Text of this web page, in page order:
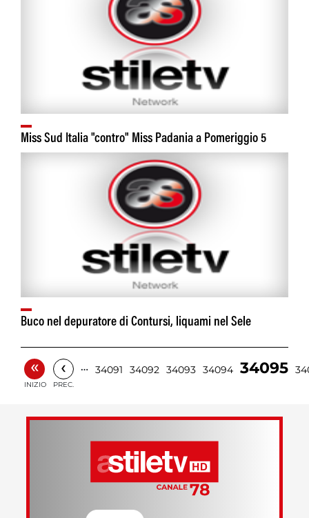
Miss Sud Italia "contro" Miss Padania a Pomeriggio 5
Buco nel depuratore di Contursi, liquami nel Sele
«
INIZIO
‹
PREC.
… 34091 34092 34093 34094 34095